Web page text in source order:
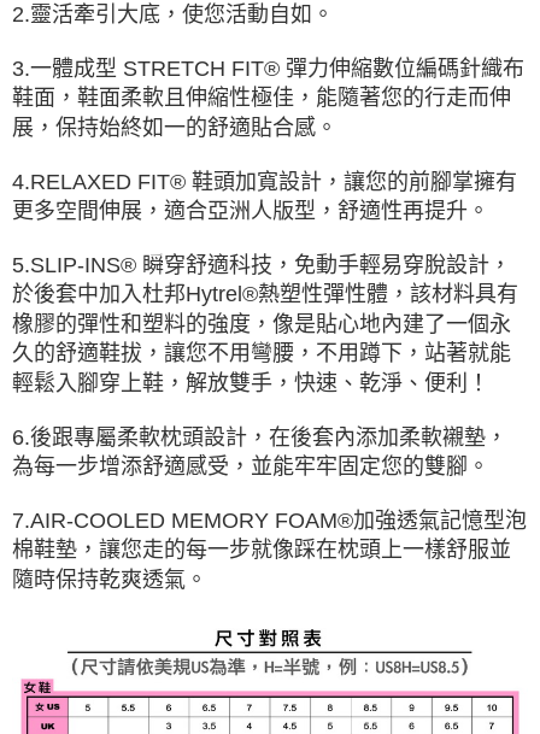
2.靈活牽引大底，使您活動自如。
3.一體成型 STRETCH FIT® 彈力伸縮數位編碼針織布
鞋面，鞋面柔軟且伸縮性極佳，能隨著您的行走而伸
展，保持始終如一的舒適貼合感。
4.RELAXED FIT® 鞋頭加寬設計，讓您的前腳掌擁有
更多空間伸展，適合亞洲人版型，舒適性再提升。
5.SLIP-INS® 瞬穿舒適科技，免動手輕易穿脫設計，
於後套中加入杜邦Hytrel®熱塑性彈性體，該材料具有
橡膠的彈性和塑料的強度，像是貼心地內建了一個永
久的舒適鞋拔，讓您不用彎腰，不用蹲下，站著就能
輕鬆入腳穿上鞋，解放雙手，快速、乾淨、便利！
6.後跟專屬柔軟枕頭設計，在後套內添加柔軟襯墊，
為每一步增添舒適感受，並能牢牢固定您的雙腳。
7.AIR-COOLED MEMORY FOAM®加強透氣記憶型泡
棉鞋墊，讓您走的每一步就像踩在枕頭上一樣舒服並
隨時保持乾爽透氣。